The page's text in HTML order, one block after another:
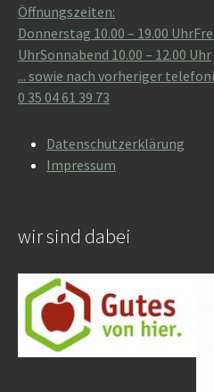
Öffnungszeiten:
Donnerstag 10.00 – 19.00
UhrSonnabend 10.00 – 12.00 Uhr
... sowie nach vorheriger
0 35 04 61 39 73
Datenschutzerklärung
Impressum
wir sind dabei